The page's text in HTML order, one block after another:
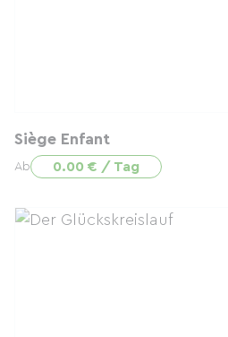
Siège Enfant
Ab 0.00 € / Tag